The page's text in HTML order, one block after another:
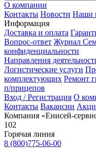
О компании
Контакты Новости Наши
Информация
Доставка и оплата
Вопрос-ответ Журнал
конфиденциальности
Направления
Логистические услуги
комплектующих Ремонт
п/прицепов
Вход / Регистрация О
Контакты Вакансии
Компания «Енисей-
102
Горячая линия
8 (800)775-06-00